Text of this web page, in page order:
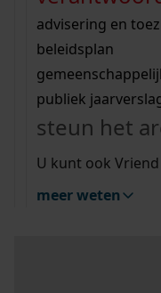
vergunningen
beeld en geluid
uitleg
Wij helpen u op
bekijk alle
Wij helpen u op
bekijk alle
bekijk ons
advisering en
beleidsplan
publiek
steun het
U kunt ook
meer weten
Mijn Studiezaal